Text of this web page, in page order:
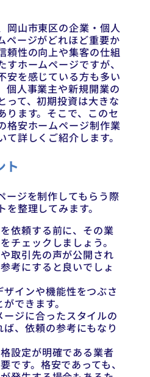
岡山市東区の企業・個人
ページがどれほど重要か
頼性の向上や集客の仕組
ホームページですが、
安を感じている方も多い
個人事業主や新規開業の
って、初期投資は大きな
ります。そこで、このセ
格安ホームページ制作業
詳しくご紹介します。
ト
ージを制作してもらう際
整理してみます。
依頼する前に、その業
チェックしましょう。
取引先の声が公開され
考にすると良いでしょ
ザインや機能性をつぶさ
できます。
ージに合ったスタイルの
ば、依頼の参考にもなり
設定が明確である業者
です。格安であっても、